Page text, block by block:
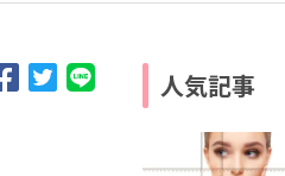
人気記事